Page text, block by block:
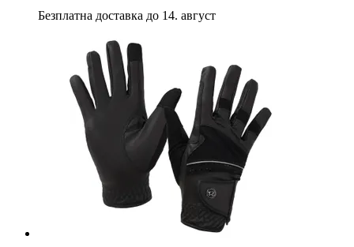
Безплатна доставка до 14. август